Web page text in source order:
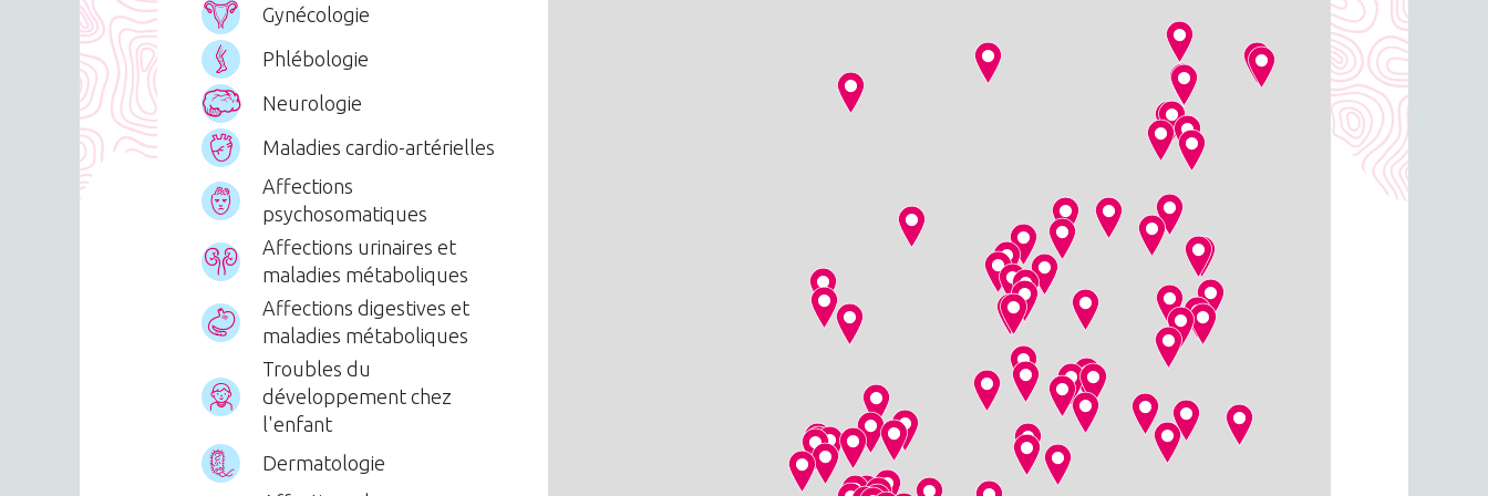
Gynécologie
Phlébologie
Neurologie
Maladies cardio-artérielles
Affections
psychosomatiques
Affections urinaires et
maladies métaboliques
Affections digestives et
maladies métaboliques
Troubles du
développement chez
l'enfant
Dermatologie